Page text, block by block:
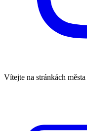
Vítejte na stránkách města